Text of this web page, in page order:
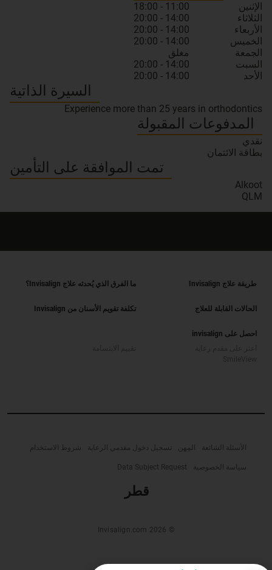
الإثنين
11:00 - 18:00
الثلاثاء
14:00 - 20:00
الأربعاء
14:00 - 20:00
الخميس
14:00 - 20:00
الجمعة
مغلق
السبت
14:00 - 20:00
الأحد
14:00 - 20:00
السيرة الذاتية
Experience more than 25 years in orthodontics
المدفوعات المقبولة
نقدي
بطاقة الائتمان
تمت الموافقة على التأمين
Alkoot
QLM
طريقة علاج Invisalign ما الفرق الذي يُحدثه علاج Invisalign؟
الحالات القابلة للعلاج تكلفة تقويم الأسنان من Invisalign
احصل على invisalign
الأسئلة الشائعة المِهن تسجيل دخول مقدمي الرعاية شروط الاستخدام
سياسة الخصوصية Data Subject Request
قطر‎
© Invisalign.com 2026